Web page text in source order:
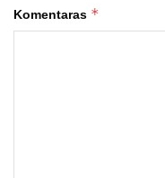
Komentaras *